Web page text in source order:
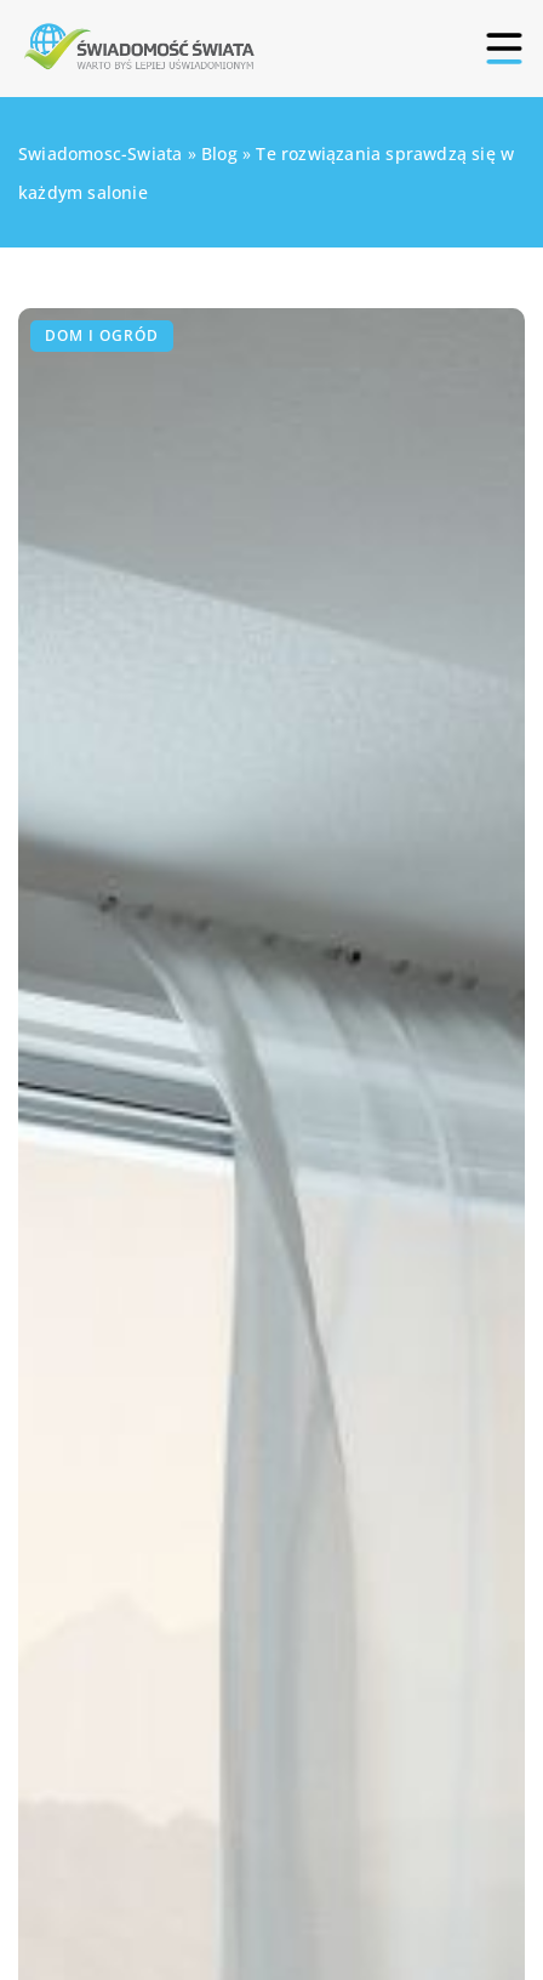
Swiadomosc-Swiata » Blog»Te rozwiązania sprawdzą się w
każdym salonie
DOM I OGRÓD